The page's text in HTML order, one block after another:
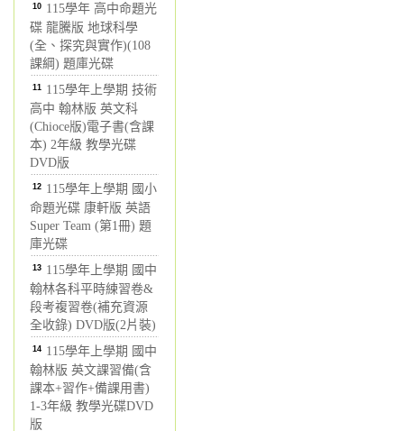
10 115學年 高中命題光
碟 龍騰版 地球科學
(全、探究與實作)(108
課綱) 題庫光碟
11 115學年上學期 技術
高中 翰林版 英文科
(Chioce版)電子書(含課
本) 2年級 教學光碟
DVD版
12 115學年上學期 國小
命題光碟 康軒版 英語
Super Team (第1冊) 題
庫光碟
13 115學年上學期 國中
翰林各科平時練習卷&
段考複習卷(補充資源
全收錄) DVD版(2片裝)
14 115學年上學期 國中
翰林版 英文課習備(含
課本+習作+備課用書)
1-3年級 教學光碟DVD
版